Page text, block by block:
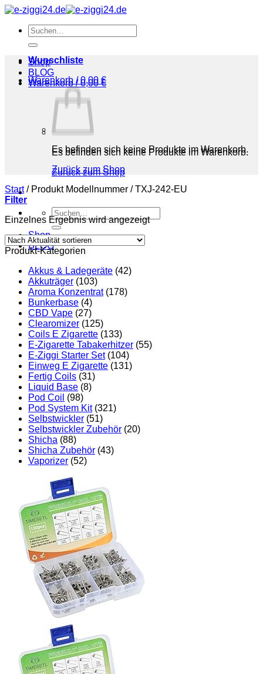
Zum
springenSuchen
nach:
Shop
BLOG
Warenkorb /0,00€
Es befinden sich keine Produkte im Warenkorb.
Zurück zum Shop
Suchen
nach:
Shop
BLOG
Wunschliste
Warenkorb /0,00 €
Es befinden sich keine Produkte im Warenkorb.
Zurück zum Shop
Start /Produkt Modellnummer /‎TXJ-242-EU
Filter
Einzelnes Ergebnis wird angezeigt
Produkt-Kategorien
Akkus & Ladegeräte (42)
Akkuträger (103)
Aroma Konzentrat (178)
Bunkerbase (4)
CBD Vape (27)
Clearomizer (125)
Coils E Zigarette (133)
E-Zigarette Tabakerhitzer (55)
E-Ziggi Starter Set (104)
Einweg E Zigarette (131)
Fertig Coils (31)
Liquid Base (8)
Pod Coil (98)
Pod System Kit (321)
Selbstwickler (51)
Selbstwickler Zubehör (20)
Shicha (88)
Shicha Zubehör (43)
Vaporizer (52)